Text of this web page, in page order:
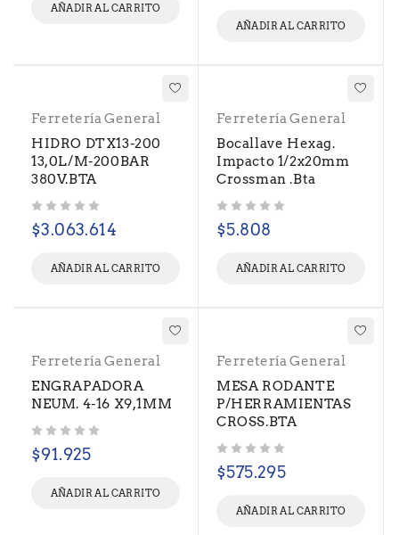
AÑADIR AL CARRITO
AÑADIR AL CARRITO
Ferretería General
HIDRO DTX13-200
13,0L/M-200BAR
380V.BTA
$3.063.614
AÑADIR AL CARRITO
Ferretería General
Bocallave Hexag.
Impacto 1/2x20mm
Crossman .Bta
$5.808
AÑADIR AL CARRITO
Ferretería General
ENGRAPADORA
NEUM. 4-16 X9,1MM
$91.925
AÑADIR AL CARRITO
Ferretería General
MESA RODANTE
P/HERRAMIENTAS
CROSS.BTA
$575.295
AÑADIR AL CARRITO